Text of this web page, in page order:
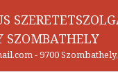
SZOMBATHELY
-9700